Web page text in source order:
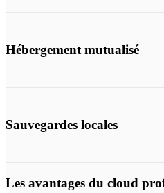
Hébergement mutualisé
Sauvegardes locales
Les avantages du cloud